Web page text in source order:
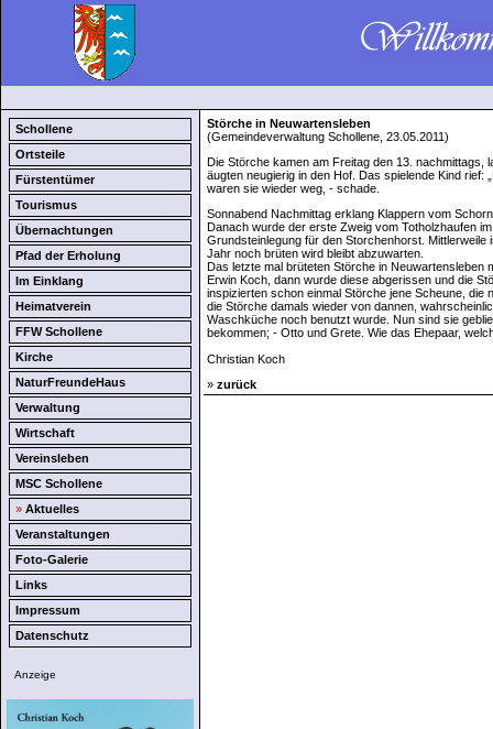
Schollene
Ortsteile
Fürstentümer
Tourismus
Übernachtungen
Pfad der Erholung
Im Einklang
Heimatverein
FFW Schollene
Kirche
NaturFreundeHaus
Verwaltung
Wirtschaft
Vereinsleben
MSC Schollene
» Aktuelles
Veranstaltungen
Foto-Galerie
Links
Impressum
Datenschutz
Anzeige
Störche in Neuwartensleben
(Gemeindeverwaltung Schollene, 23.05.2011)
Die Störche kamen am Freitag den 13. nachmittags,
äugten neugierig in den Hof. Das spielende Kind rief:
waren sie wieder weg, - schade.
Sonnabend Nachmittag erklang Klappern vom
Danach wurde der erste Zweig vom Totholzhaufen
Grundsteinlegung für den Storchenhorst.
Jahr noch brüten wird bleibt abzuwarten.
Das letzte mal brüteten Störche in Neuwartensleben
Erwin Koch, dann wurde diese abgerissen und die
inspizierten schon einmal Störche jene Scheune,
die Störche damals wieder von dannen,
Waschküche noch benutzt wurde. Nun sind sie
bekommen; - Otto und Grete. Wie das Ehepaar,
Christian Koch
» zurück